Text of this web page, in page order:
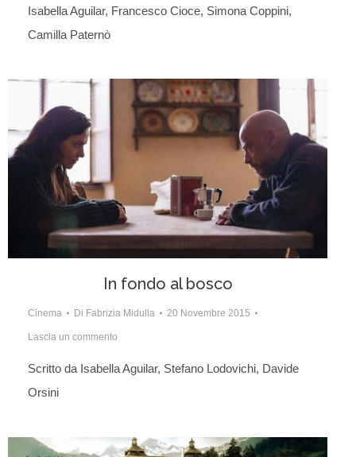
Isabella Aguilar, Francesco Cioce, Simona Coppini,
Camilla Paternò
In fondo al bosco
Cinema Di Fabrizia Midulla 20 Novembre 2015
Lascia un commento
Scritto da Isabella Aguilar, Stefano Lodovichi, Davide
Orsini